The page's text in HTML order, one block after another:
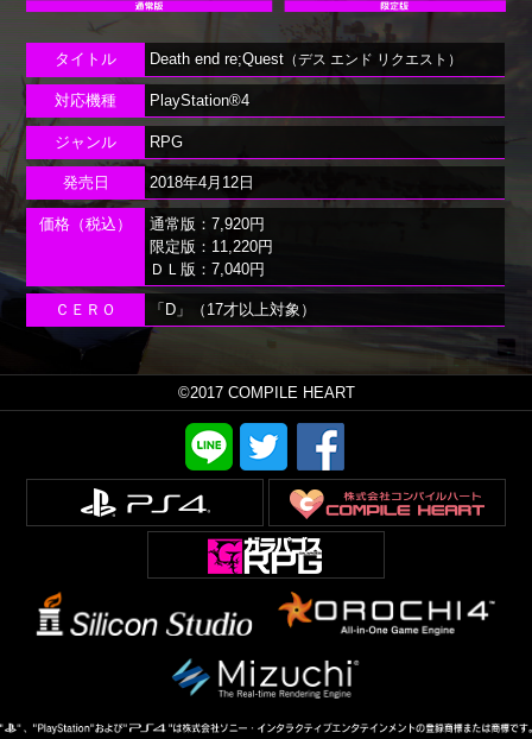
タイトル Death end re;Quest （デス エンド リクエスト）
対応機種 PlayStation®4
ジャンル RPG
発売日 2018年4月12日
価格 （税込）
通常版：7,920円
限定版：11,220円
ＤＬ版：7,040円
ＣＥＲＯ 「D」（17才以上対象）
©2017 COMPILE HEART